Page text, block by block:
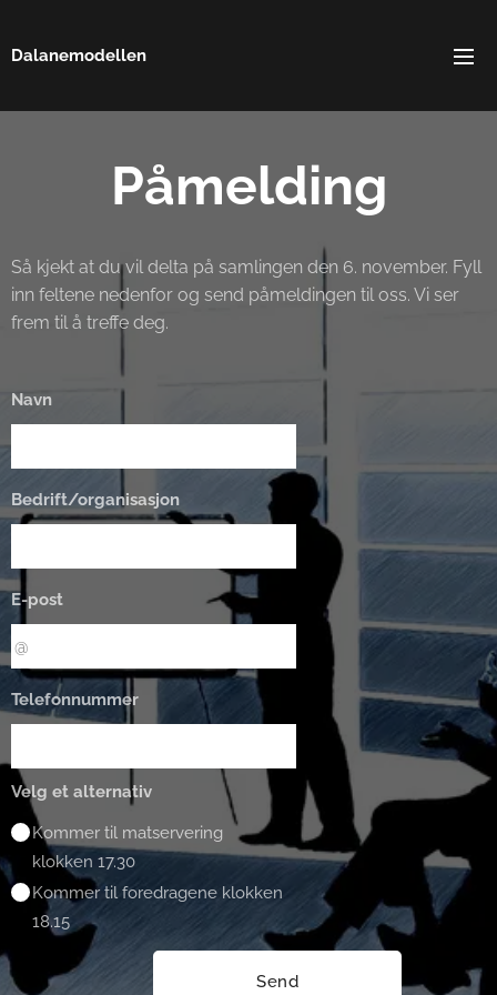
Dalanemodellen
Påmelding
Så kjekt at du vil delta på samlingen den 6. november. Fyll
inn feltene nedenfor og send påmeldingen til oss. Vi ser
frem til å treffe deg.
Navn
Bedrift/organisasjon
E-post
Telefonnummer
Velg et alternativ
Kommer til matservering
klokken 17.30
Kommer til foredragene klokken
18.15
Send